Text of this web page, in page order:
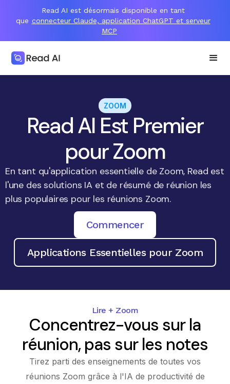
Read AI est désormais disponible en tant
que connecteur Claude, application ChatGPT et serveur
MCP
ZOOM
Read AI Est Premier
pour Zoom
En tant qu'application essentielle de Zoom, Read est
l'une des solutions IA et de résumé de réunion les
plus populaires pour les réunions Zoom.
Commencer
Applications Essentielles pour Zoom
Lire + Zoom
Concentrez-vous sur la
réunion, pas sur les notes
Tirez parti des enseignements de toutes vos
réunions Zoom grâce à l'IA de productivité de